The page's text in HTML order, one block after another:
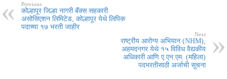
Previous
कोल्हापूर जिल्हा नागरी बॅंक्स सहकारी
असोसिएशन लिमिटेड, कोल्हापूर येथे लिपिक
पदाच्या १७ भरती जाहीर
Next
राष्ट्रीय आरोग्य अभियान (NHM),
अहमदनगर येथे १५ विविध वैद्यकीय
अधिकारी आणि ए.एन.एम. (महिला)
पदभरतीसाठी अर्जाची सूचना